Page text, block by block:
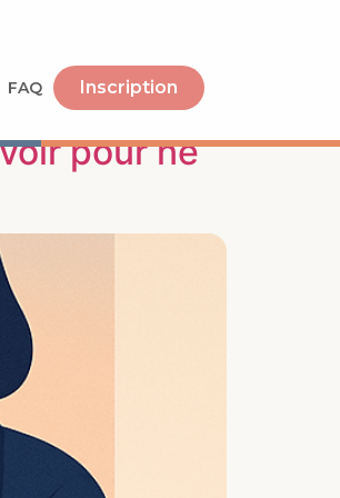
FAQ Inscription
pour ne